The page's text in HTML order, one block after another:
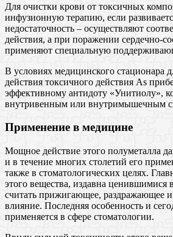
Для очистки крови от токсичных
инфузионную терапию, если
недостаточность – осуществляют
действия, а при поражении сердечно-
применяют специальную
В условиях медицинского стационара
действия токсичного действия As
эффективному антидоту «Унитиолу»,
внутривенным или внутримышечным
Применение в медицине
Мощное действие этого полуметалла
и в течение многих столетий его
также в стоматологических целях.
этого вещества, издавна
считать прижигающее, раздражающее
влияние. Последняя особенность и
применяется в сфере стоматологии.